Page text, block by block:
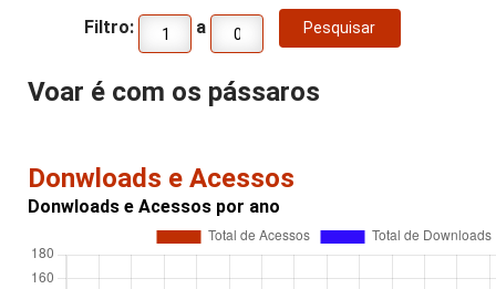
Filtro: a
Voar é com os pássaros
Donwloads e Acessos
Donwloads e Acessos por ano